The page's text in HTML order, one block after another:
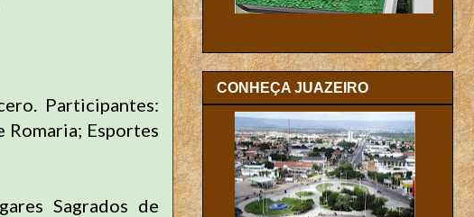
Participantes:
Esportes
Sagrados de
CONHEÇA JUAZEIRO